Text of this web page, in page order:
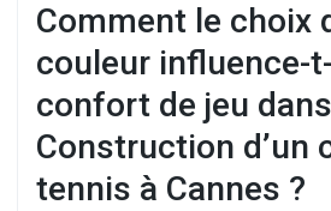
Comment le choix
couleur influence-
confort de jeu
Construction d’un
tennis à Cannes ?